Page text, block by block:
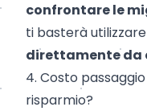
confrontare le
ti basterà utilizzare
direttamente da
4. Costo
risparmio?